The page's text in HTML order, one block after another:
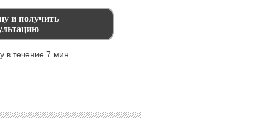
в течение 7 мин.